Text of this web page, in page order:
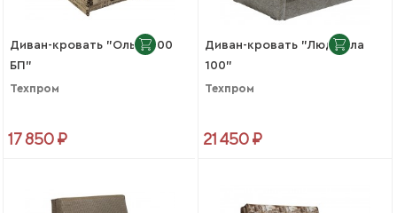
Диван-кровать "Ольга 100
БП"
Техпром
17 850 ₽
Диван-кровать "Людмила
100"
Техпром
21 450 ₽